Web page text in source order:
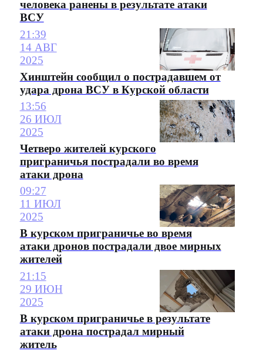
человека ранены в результате атаки
ВСУ
21:39
14 АВГ
2025
Хинштейн сообщил о пострадавшем от
удара дрона ВСУ в Курской области
13:56
26 ИЮЛ
2025
Четверо жителей курского
приграничья пострадали во время
атаки дрона
09:27
11 ИЮЛ
2025
В курском приграничье во время
атаки дронов пострадали двое мирных
жителей
21:15
29 ИЮН
2025
В курском приграничье в результате
атаки дрона пострадал мирный
житель